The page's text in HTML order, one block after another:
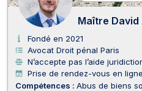
Maître David
Fondé en 2021
Avocat Droit pénal Paris
N’accepte pas l’aide
Prise de rendez-vous en
Compétences : Abus de biens